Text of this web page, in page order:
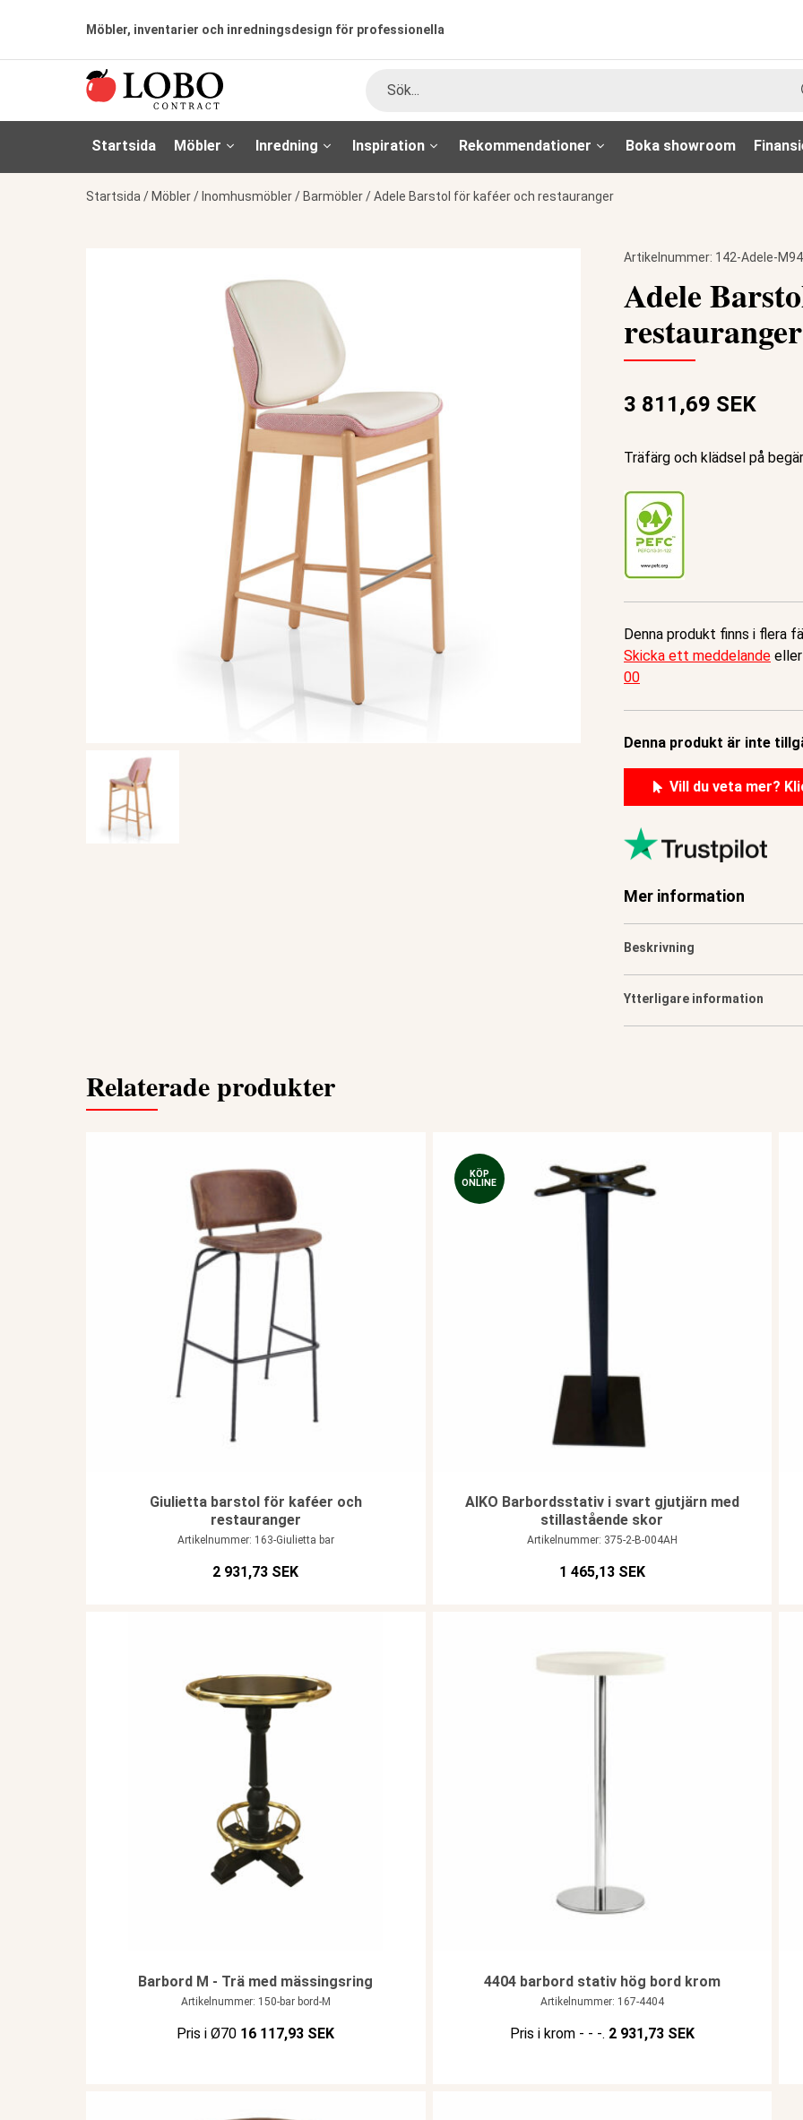
Möbler, inventarier och inredningsdesign för professionella
Startsida Möbler Inredning Inspiration Rekommendationer Boka showroom
Startsida / Möbler/ Inomhusmöbler/ Barmöbler/Adele Barstol för kaféer och restauranger
Artikelnummer: 142-Adele-
Adele
restauranger
3 811,69 SEK
Träfärg och klädsel på
Denna produkt finns i flera
Skicka ett meddelande
00
Denna produkt är inte
Vill du veta mer?
Mer information
Beskrivning
Ytterligare information
Relaterade produkter
Giulietta barstol för kaféer och
restauranger
Artikelnummer: 163-Giulietta bar
2 931,73 SEK
KÖP
ONLINE
AIKO Barbordsstativ i svart gjutjärn med
stillastående skor
Artikelnummer: 375-2-B-004AH
1 465,13 SEK
Barbord M - Trä med mässingsring
Artikelnummer: 150-bar bord-M
Pris i Ø70 16 117,93 SEK
4404 barbord stativ hög bord krom
Artikelnummer: 167-4404
Pris i krom - - -. 2 931,73 SEK